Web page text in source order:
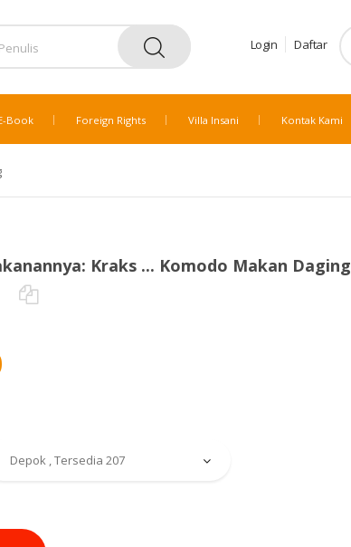
Login Daftar
Book Foreign Rights Villa Insani Kontak Kami
Kraks ... Komodo Makan Daging